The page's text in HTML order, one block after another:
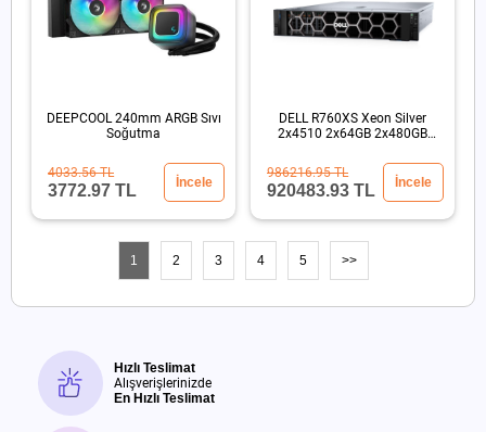
DEEPCOOL 240mm ARGB Sıvı
Soğutma
4033.56 TL
3772.97 TL İncele
DELL R760XS Xeon Silver
2x4510 2x64GB 2x480GB
986216.95 TL
920483.93 TL İncele
1 2 3 4 5 >>
Hızlı Teslimat
Alışverişlerinizde
En Hızlı Teslimat